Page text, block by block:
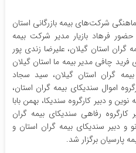
شرکت‌های بیمه بازرگانی استان
فرهاد بازیار مدیر شرکت بیمه
گران استان گیلان، علیرضا زندی پور
چافی مدیر بیمه ما استان گیلان
گران استان گیلان، سید سجاد
اموال سندیکای بیمه گران استان،
و دبیر کارگروه سندیکا، بهمن بابا
کارگروه رفاهی سندیکای بیمه گران
و دبیر سندیکای بیمه گران استان و
پارسیان برگزار شد.